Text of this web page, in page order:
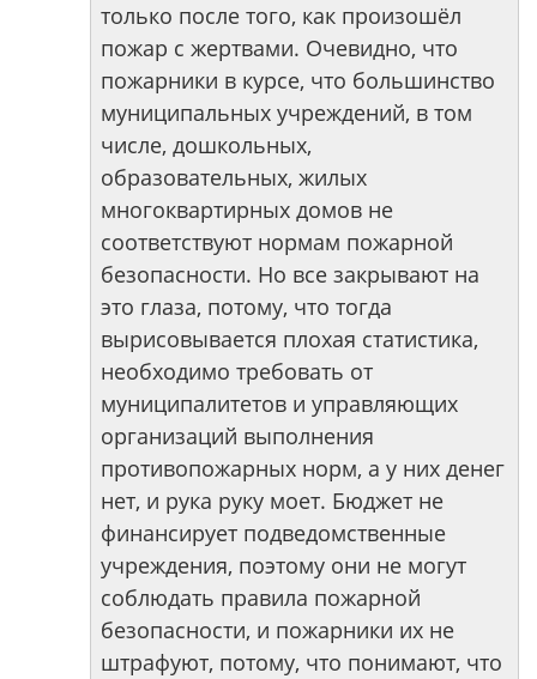
только после того, как произошёл
пожар с жертвами. Очевидно, что
пожарники в курсе, что большинство
муниципальных учреждений, в том
числе, дошкольных,
образовательных, жилых
многоквартирных домов не
соответствуют нормам пожарной
безопасности. Но все закрывают на
это глаза, потому, что тогда
вырисовывается плохая статистика,
необходимо требовать от
муниципалитетов и управляющих
организаций выполнения
противопожарных норм, а у них денег
нет, и рука руку моет. Бюджет не
финансирует подведомственные
учреждения, поэтому они не могут
соблюдать правила пожарной
безопасности, и пожарники их не
штрафуют, потому, что понимают, что